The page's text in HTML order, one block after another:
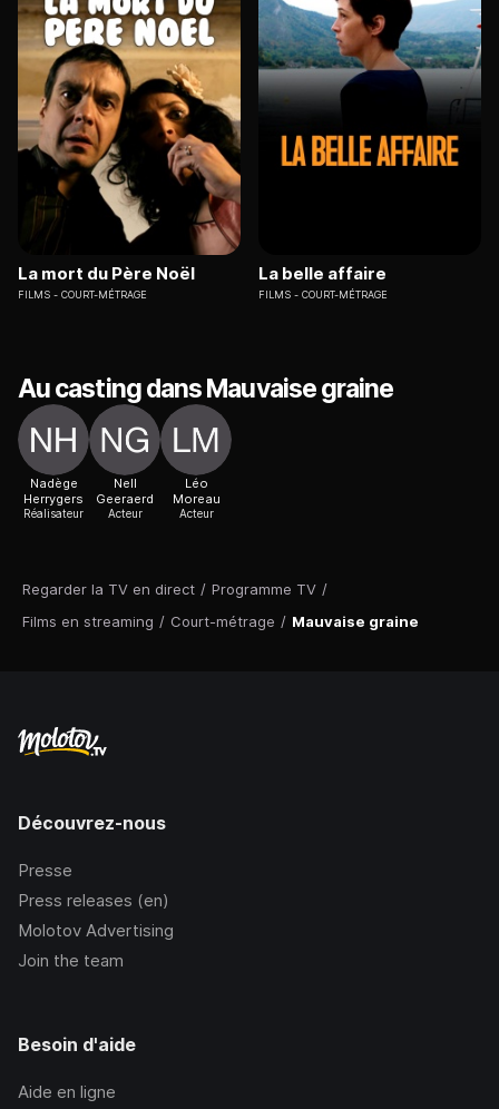
Regarder la TV en direct / Programme TV /
Films en streaming / Court-métrage / Mauvaise graine
La mort du Père Noël
FILMS COURT-MÉTRAGE
La belle affaire
FILMS COURT-MÉTRAGE
Au casting dans Mauvaise graine
Nadège
Herrygers
Réalisateur
Nell
Geeraerd
Acteur
Léo
Moreau
Acteur
Découvrez-nous
Presse
Press releases (en)
Molotov Advertising
Join the team
Besoin d'aide
Aide en ligne